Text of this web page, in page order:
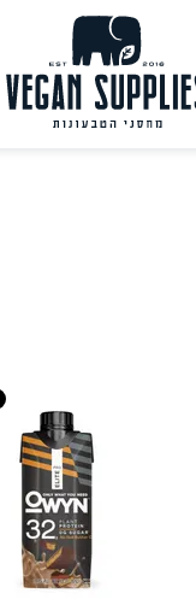
תבשילים ומרקים